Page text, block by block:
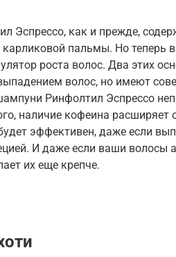
Эспрессо, как и прежде,
пальмы. Но теперь
роста волос. Два этих
волос, но имеют
Ринфолтил Эспрессо
наличие кофеина расширяет
эффективен, даже если
И даже если ваши волосы
их еще крепче.